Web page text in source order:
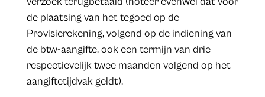
de plaatsing van het tegoed op de
Provisierekening, volgend op de indiening van
de btw-aangifte, ook een termijn van drie
respectievelijk twee maanden volgend op het
aangiftetijdvak geldt).